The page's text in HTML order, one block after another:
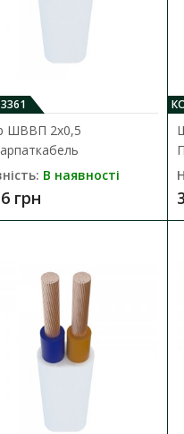
до електромережі
ШВВП 2х0,5
В наявності
грн